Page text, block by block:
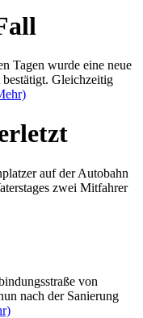
Tagen wurde eine neue
Gleichzeitig
auf der Autobahn
zwei Mitfahrer
von
nach der Sanierung